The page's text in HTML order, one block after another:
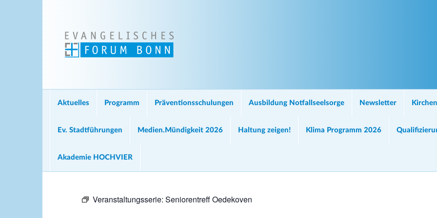
Aktuelles Programm Präventionsschulungen Ausbildung Notfallseelsorge Newsletter
Ev. Stadtführungen Medien.Mündigkeit 2026 Haltung zeigen! Klima Programm 2026
Akademie HOCHVIER
Veranstaltungsserie: Seniorentreff Oedekoven